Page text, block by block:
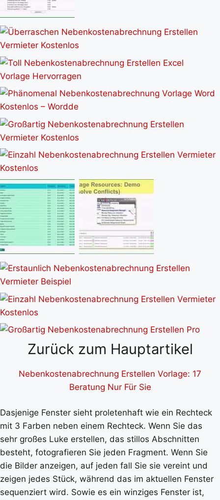
Zurück zum Hauptartikel
Nebenkostenabrechnung Erstellen Vorlage: 17
Beratung Nur Für Sie
Dasjenige Fenster sieht proletenhaft wie ein Rechteck
mit 3 Farben neben einem Rechteck. Wenn Sie das
sehr großes Luke erstellen, das stillos Abschnitten
besteht, fotografieren Sie jeden Fragment. Wenn Sie
die Bilder anzeigen, auf jeden fall Sie sie vereint und
zeigen jedes Stück, während das im aktuellen Fenster
sequenziert wird. Sowie es ein winziges Fenster ist,